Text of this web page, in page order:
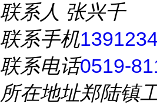
联系人 张兴千
联系手机
联系电话0519-
所在地址郑陆镇